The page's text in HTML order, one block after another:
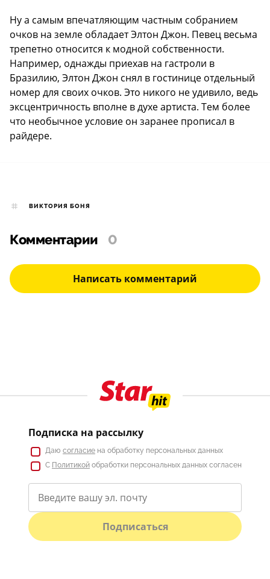
Ну а самым впечатляющим частным собранием
очков на земле обладает Элтон Джон. Певец весьма
трепетно относится к модной собственности.
Например, однажды приехав на гастроли в
Бразилию, Элтон Джон снял в гостинице отдельный
номер для своих очков. Это никого не удивило, ведь
эксцентричность вполне в духе артиста. Тем более
что необычное условие он заранее прописал в
райдере.
ВИКТОРИЯ БОНЯ
Комментарии 0
Написать комментарий
Подписка на рассылку
Даю согласие на обработку персональных данных
С Политикой обработки персональных данных согласен
Подписаться